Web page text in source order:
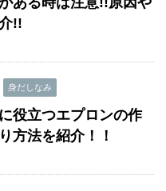
!!
身だしなみ
役立つエプロンの作
方法を紹介！！